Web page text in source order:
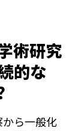
術研究
的な
ら一般化